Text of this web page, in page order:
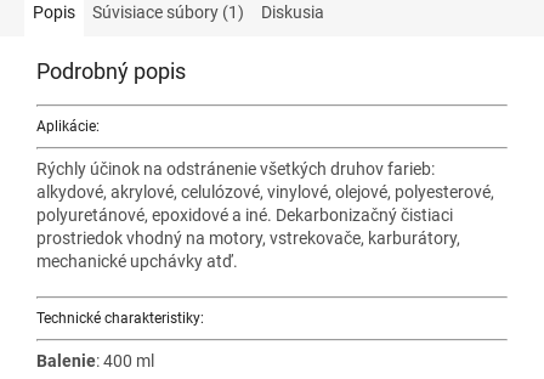
Popis Súvisiace súbory (1) Diskusia
Podrobný popis
Aplikácie:
Rýchly účinok na odstránenie všetkých druhov farieb:
alkydové, akrylové, celulózové, vinylové, olejové, polyesterové,
polyuretánové, epoxidové a iné. Dekarbonizačný čistiaci
prostriedok vhodný na motory, vstrekovače, karburátory,
mechanické upchávky atď.
Technické charakteristiky:
Balenie: 400 ml